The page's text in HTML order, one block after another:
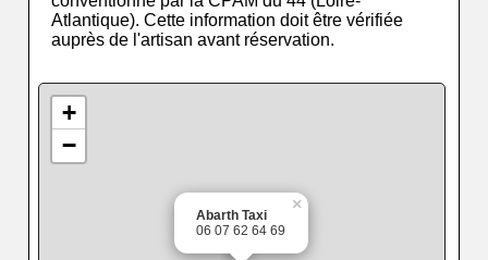
Atlantique). Cette information doit être vérifiée
auprès de l'artisan avant réservation.
Abarth Taxi
06 07 62 64 69
×
+
−